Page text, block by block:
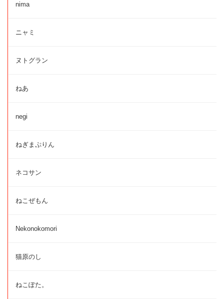
nima
ニャミ
ヌトグラン
ねあ
negi
ねぎまぷりん
ネコサン
ねこぜもん
Nekonokomori
猫原のし
ねこぽた。